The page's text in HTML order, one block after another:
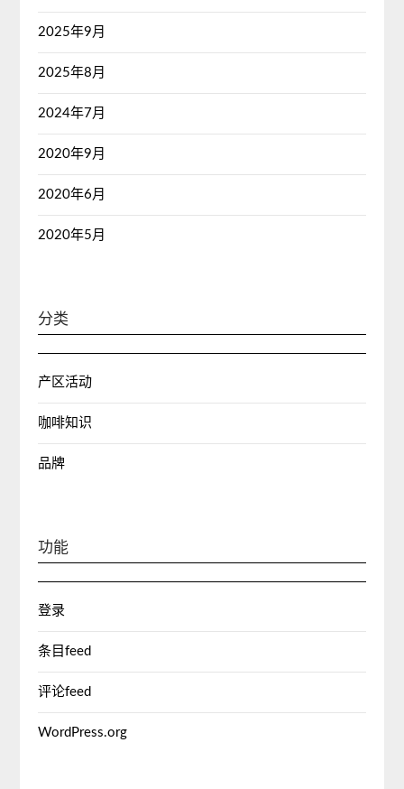
2025年9月
2025年8月
2024年7月
2020年9月
2020年6月
2020年5月
分类
产区活动
咖啡知识
品牌
功能
登录
条目feed
评论feed
WordPress.org